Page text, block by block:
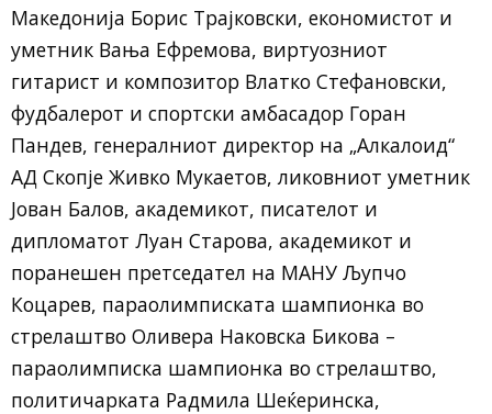
Македонија Борис Трајковски, економистот и
уметник Вања Ефремова, виртуозниот
гитарист и композитор Влатко Стефановски,
фудбалерот и спортски амбасадор Горан
Пандев, генералниот директор на „Алкалоид“
АД Скопје Живко Мукаетов, ликовниот уметник
Јован Балов, академикот, писателот и
дипломатот Луан Старова, академикот и
поранешен претседател на МАНУ Љупчо
Коцарев, параолимписката шампионка во
стрелаштво Оливера Наковска Бикова –
параолимписка шампионка во стрелаштво,
политичарката Радмила Шеќеринска,